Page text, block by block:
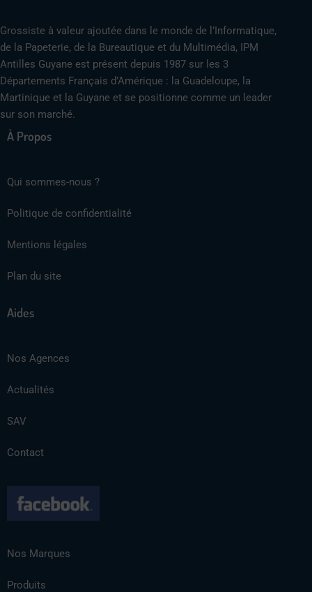
Grossiste à valeur ajoutée dans le monde de l’Informatique,
de la Papeterie, de la Bureautique et du Multimédia, IPM
Antilles Guyane est présent depuis 1987 sur les 3
Départements Français d’Amérique : la Guadeloupe, la
Martinique et la Guyane et se positionne comme un leader
sur son marché.
À Propos
Qui sommes-nous ?
Politique de confidentialité
Mentions légales
Plan du site
Aides
Nos Agences
Actualités
SAV
Contact
Nos Marques
Produits